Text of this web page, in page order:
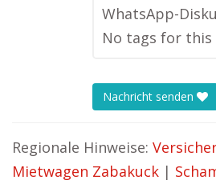
WhatsApp-
No tags for this
Nachricht senden
Regionale Hinweise:
Mietwagen Zabakuck |